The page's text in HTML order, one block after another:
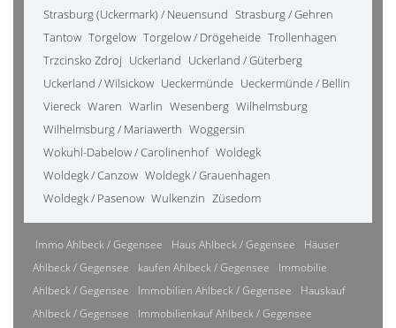
Strasburg (Uckermark) / Neuensund Strasburg / Gehren
Tantow Torgelow Torgelow / Drögeheide Trollenhagen
Trzcinsko Zdroj Uckerland Uckerland / Güterberg
Uckerland / Wilsickow Ueckermünde Ueckermünde / Bellin
Viereck Waren Warlin Wesenberg Wilhelmsburg
Wilhelmsburg / Mariawerth Woggersin
Wokuhl-Dabelow / Carolinenhof Woldegk
Woldegk / Canzow Woldegk / Grauenhagen
Woldegk / Pasenow Wulkenzin Züsedom
Immo Ahlbeck / Gegensee Haus Ahlbeck / Gegensee
Häuser
Ahlbeck / Gegensee
kaufen Ahlbeck / Gegensee
Immobilie
Ahlbeck / Gegensee
Immobilien Ahlbeck / Gegensee
Hauskauf
Ahlbeck / Gegensee
Immobilienkauf Ahlbeck / Gegensee